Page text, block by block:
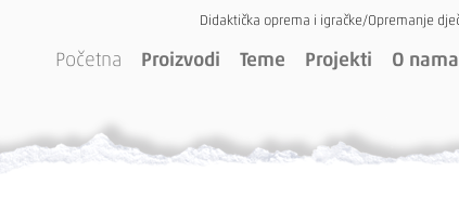
Didaktička oprema i igračke/Opremanje
O nama
Projekti
Teme
Proizvodi
Početna